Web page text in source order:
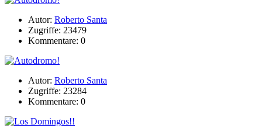
Autor: Roberto Santa
Zugriffe: 23479
Kommentare: 0
Autor: Roberto Santa
Zugriffe: 23284
Kommentare: 0